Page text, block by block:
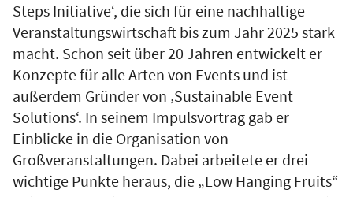
Steps Initiative‘, die sich für eine nachhaltige
Veranstaltungswirtschaft bis zum Jahr 2025 stark
macht. Schon seit über 20 Jahren entwickelt er
Konzepte für alle Arten von Events und ist
außerdem Gründer von ‚Sustainable Event
Solutions‘. In seinem Impulsvortrag gab er
Einblicke in die Organisation von
Großveranstaltungen. Dabei arbeitete er drei
wichtige Punkte heraus, die „Low Hanging Fruits“